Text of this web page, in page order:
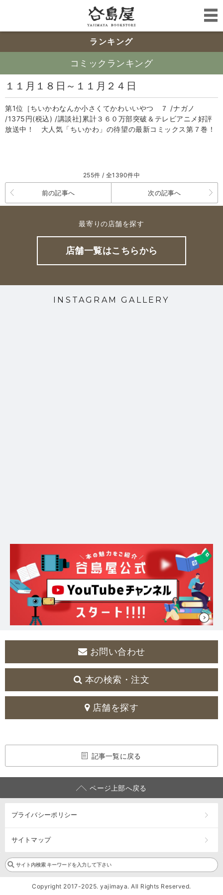
ランキング
コミックランキング
１１月１８日～１１月２４日
第1位［ちいかわなんか小さくてかわいいやつ ７ /ナガノ
/1375円(税込) /講談社]累計３６０万部突破＆テレビアニメ好評
放送中！ 大人気「ちいかわ」の待望の最新コミックス第７巻！
255件 / 全1390件中
前の記事へ 次の記事へ
最寄りの店舗を探す
店舗一覧はこちらから
INSTAGRAM GALLERY
お問い合わせ
本の検索・注文
店舗を探す
記事一覧に戻る
ページ上部へ戻る
プライバシーポリシー
サイトマップ
Copyright 2017-2025. yajimaya. All Rights Reserved.